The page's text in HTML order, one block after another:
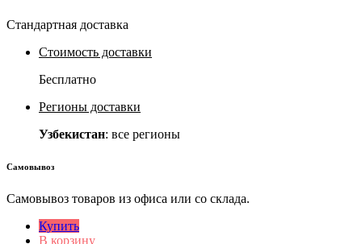
Стандартная доставка
Стоимость доставки
Бесплатно
Регионы доставки
Узбекистан: все регионы
Самовывоз
Самовывоз товаров из офиса или со склада.
Купить
В корзину